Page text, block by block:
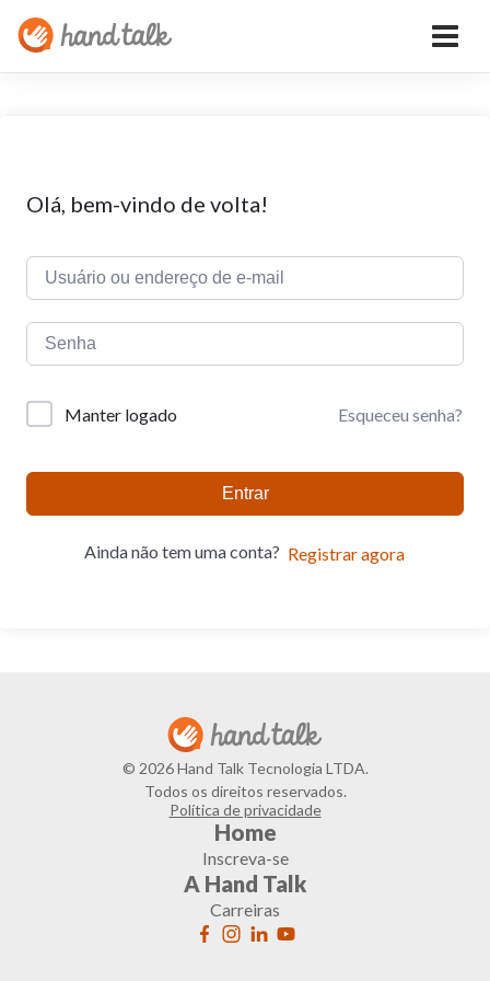
Olá, bem-vindo de volta!
Manter logado Esqueceu senha?
Entrar
Ainda não tem uma conta? Registrar agora
© 2026 Hand Talk Tecnologia LTDA.
Todos os direitos reservados.
Política de privacidade
Home
Inscreva-se
A Hand Talk
Carreiras